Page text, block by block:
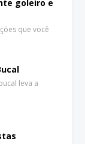
goleiro e
que você
leva a